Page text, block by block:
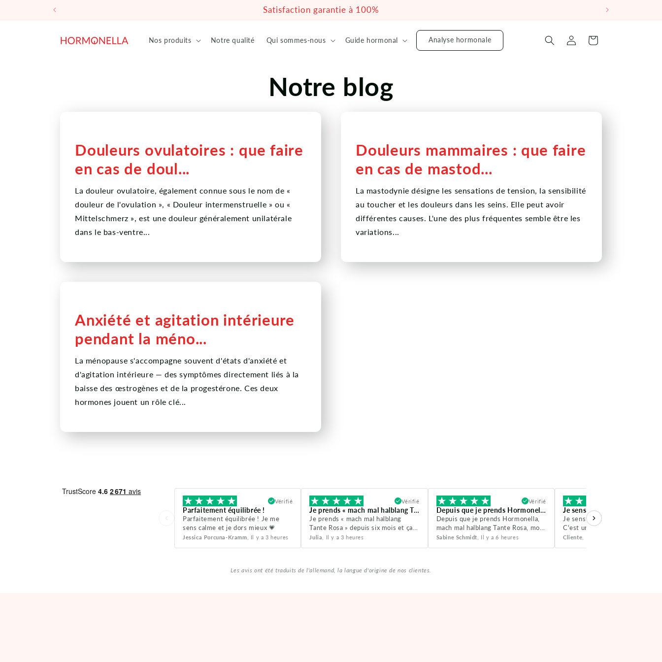
au
Satisfaction garantie à 100%
Nos produits Notre qualité Qui sommes-nous Guide hormonal Analyse hormonale
connecter
Panier
Notre blog
Douleurs ovulatoires : que faire
en cas de doul...
La douleur ovulatoire, également connue sous le nom de «
douleur de l'ovulation », « Douleur intermenstruelle » ou «
Mittelschmerz », est une douleur généralement unilatérale
dans le bas-ventre...
Douleurs mammaires : que faire
en cas de mastod...
La mastodynie désigne les sensations de tension, la sensibilité
au toucher et les douleurs dans les seins. Elle peut avoir
différentes causes. L'une des plus fréquentes semble être les
variations...
Anxiété et agitation intérieure
pendant la méno...
La ménopause s'accompagne souvent d'états d'anxiété et
d'agitation intérieure — des symptômes directement liés à la
baisse des œstrogènes et de la progestérone. Ces deux
hormones jouent un rôle clé...
Vérifié
Parfaitement équilibrée !
Parfaitement équilibrée ! Je me
sens calme et je dors mieux 💗
Jessica Porcuna-Kramm , Il y a 3 heures
Vérifié
Je prends « mach mal halblang Tante...
Je prends « mach mal halblang
Tante Rosa » depuis six mois et ça
me fait vraiment du bien. Mon SPM
💗
Julia , Il y a 3 heures
Vérifié
Depuis que je prends Hormonella, mach mal halblang...
Depuis que je prends Hormonella,
mach mal halblang Tante Rosa, mon
état général s'est vraiment
Sabine Schmidt , Il y a 6 heures
Je sens vraiment la différence
Je sens vraiment la différence.
C'est un excellent produit.
Cliente
Les avis ont été traduits de l'allemand, la langue d'origine de nos clientes.